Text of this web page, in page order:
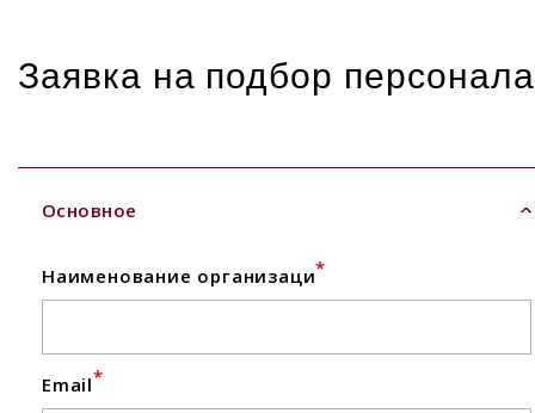
Заявка на подбор персонала
Основное
Наименование организаци*
Email*